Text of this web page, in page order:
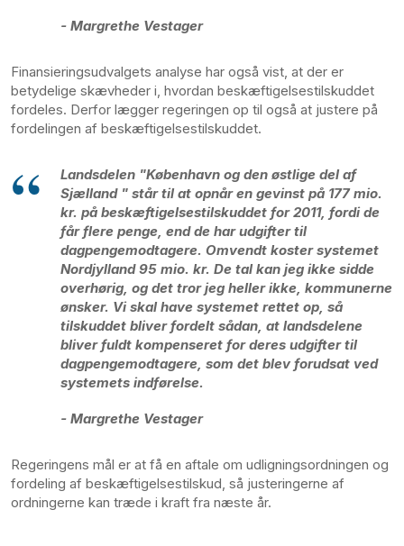
- Margrethe Vestager
Finansieringsudvalgets analyse har også vist, at der er
betydelige skævheder i, hvordan beskæftigelsestilskuddet
fordeles. Derfor lægger regeringen op til også at justere på
fordelingen af beskæftigelsestilskuddet.
Landsdelen "København og den østlige del af
Sjælland " står til at opnår en gevinst på 177 mio.
kr. på beskæftigelsestilskuddet for 2011, fordi de
får flere penge, end de har udgifter til
dagpengemodtagere. Omvendt koster systemet
Nordjylland 95 mio. kr. De tal kan jeg ikke sidde
overhørig, og det tror jeg heller ikke, kommunerne
ønsker. Vi skal have systemet rettet op, så
tilskuddet bliver fordelt sådan, at landsdelene
bliver fuldt kompenseret for deres udgifter til
dagpengemodtagere, som det blev forudsat ved
systemets indførelse.
- Margrethe Vestager
Regeringens mål er at få en aftale om udligningsordningen og
fordeling af beskæftigelsestilskud, så justeringerne af
ordningerne kan træde i kraft fra næste år.